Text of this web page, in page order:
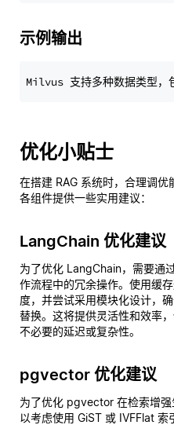
示例输出
优化小贴士
在搭建 RAG 系统时，合理调
各组件提供一些实用建议：
LangChain 优化建议
为了优化 LangChain，需要通
作流程中的冗余操作。使用缓
度，并尝试采用模块化设计，
替换。这将提供灵活性和效率
不必要的延迟或复杂性。
pgvector 优化建议
为了优化 pgvector 在检索增
以考虑使用 GiST 或 IVFFlat